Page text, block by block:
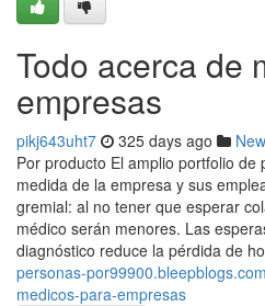
Todo acerca de
empresas
pikj643uht7 325 days ago
Por producto El amplio portfolio de
medida de la empresa y sus
gremial: al no tener que esperar
médico serán menores. Las
diagnóstico reduce la pérdida de
personas-
medicos-para-empresas